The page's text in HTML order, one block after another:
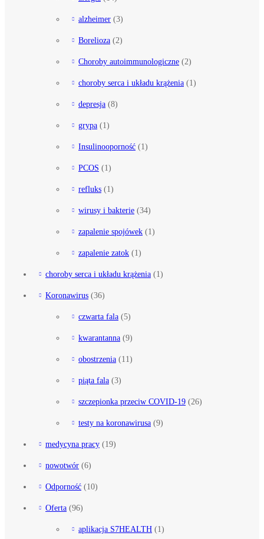
alzheimer (3)
Borelioza (2)
Choroby autoimmunologiczne (2)
choroby serca i układu krążenia (1)
depresja (8)
grypa (1)
Insulinooporność (1)
PCOS (1)
refluks (1)
wirusy i bakterie (34)
zapalenie spojówek (1)
zapalenie zatok (1)
choroby serca i układu krążenia (1)
Koronawirus (36)
czwarta fala (5)
kwarantanna (9)
obostrzenia (11)
piąta fala (3)
szczepionka przeciw COVID-19 (26)
testy na koronawirusa (9)
medycyna pracy (19)
nowotwór (6)
Odporność (10)
Oferta (96)
aplikacja S7HEALTH (1)